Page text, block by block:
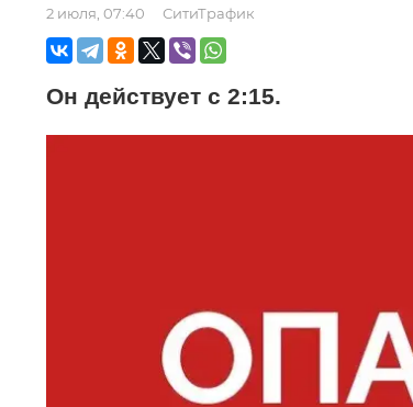
2 июля, 07:40 СитиТрафик
Он действует с 2:15.